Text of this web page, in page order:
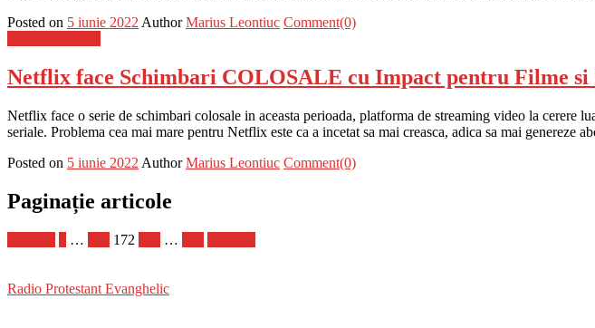
Posted on 5 iunie 2022 Author Marius Leontiuc Comment(0)
Netflix face Schimbari COLOSALE cu Impact pentru Filme si
Netflix face o serie de schimbari colosale in aceasta perioada, platforma de streaming video la
seriale. Problema cea mai mare pentru Netflix este ca a incetat sa mai creasca, adica sa mai genereze
Posted on 5 iunie 2022 Author Marius Leontiuc Comment(0)
Paginație articole
… 172 …
Radio Protestant Evanghelic